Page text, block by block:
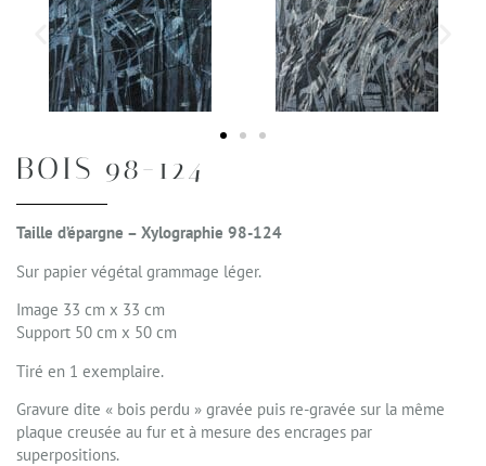
BOIS 98-124
Taille d’épargne – Xylographie 98-124
Sur papier végétal grammage léger.
Image 33 cm x 33 cm
Support 50 cm x 50 cm
Tiré en 1 exemplaire.
Gravure dite « bois perdu » gravée puis re-gravée sur la même
plaque creusée au fur et à mesure des encrages par
superpositions.